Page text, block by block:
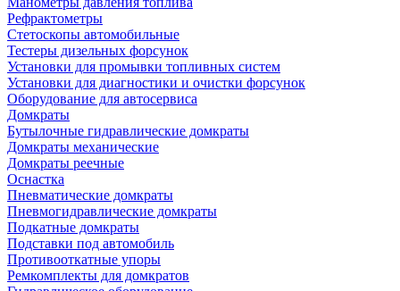
Рефрактометры
Стетоскопы автомобильные
Тестеры дизельных форсунок
Установки для промывки топливных систем
Установки для диагностики и очистки форсунок
Оборудование для автосервиса
Домкраты
Бутылочные гидравлические домкраты
Домкраты механические
Домкраты реечные
Оснастка
Пневматические домкраты
Пневмогидравлические домкраты
Подкатные домкраты
Подставки под автомобиль
Противооткатные упоры
Ремкомплекты для домкратов